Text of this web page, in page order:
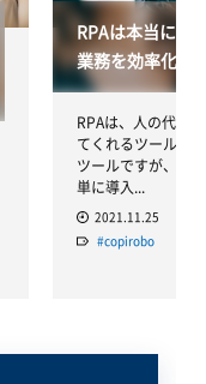
RPAは本当に便
業務を効率化す
RPAは、人の代わ
てくれるツールで
ツールですが、
単に導入...
2021.11.25
#copirobo